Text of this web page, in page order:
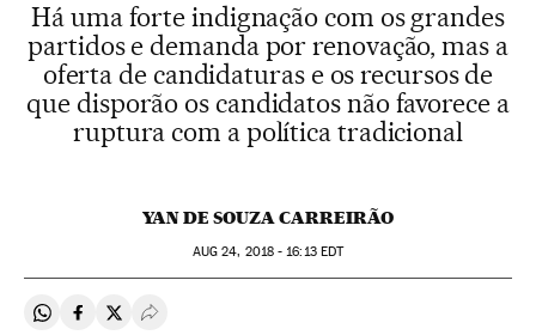
Há uma forte indignação com os grandes
partidos e demanda por renovação, mas a
oferta de candidaturas e os recursos de
que disporão os candidatos não favorece a
ruptura com a política tradicional
YAN DE SOUZA CARREIRÃO
AUG 24, 2018 - 16:13EDT
Compartir en Whatsapp
Compartir en Facebook
Compartir en Twitter
Desplegar Redes Sociales